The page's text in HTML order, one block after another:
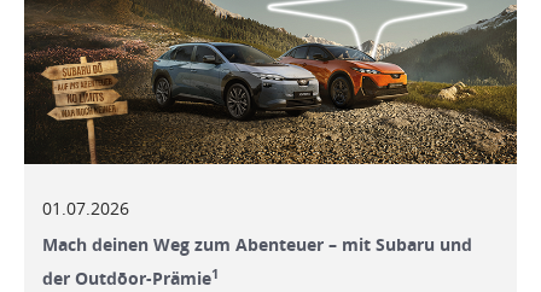
01.07.2026
Mach deinen Weg zum Abenteuer – mit Subaru und
der Outdōor-Prämie1